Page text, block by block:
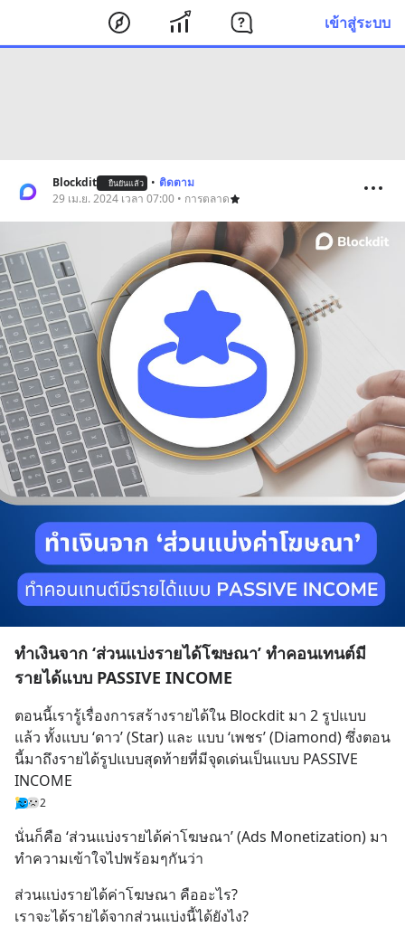
เข้าสู่ระบบ
Blockdit ยืนยันแล้ว • ติดตาม
29 เม.ย. 2024 เวลา 07:00 • การตลาด
ทำเงินจาก ‘ส่วนแบ่งรายได้โฆษณา’ ทำคอนเทนต์มี
รายได้แบบ PASSIVE INCOME
ตอนนี้เรารู้เรื่องการสร้างรายได้ใน Blockdit มา 2 รูปแบบ
แล้ว ทั้งแบบ ‘ดาว’ (Star) และ แบบ ‘เพชร’ (Diamond) ซึ่งตอน
นี้มาถึงรายได้รูปแบบสุดท้ายที่มีจุดเด่นเป็นแบบ PASSIVE
INCOME
2
นั่นก็คือ ‘ส่วนแบ่งรายได้ค่าโฆษณา’ (Ads Monetization) มา
ทำความเข้าใจไปพร้อมๆกันว่า
ส่วนแบ่งรายได้ค่าโฆษณา คืออะไร?
เราจะได้รายได้จากส่วนแบ่งนี้ได้ยังไง?